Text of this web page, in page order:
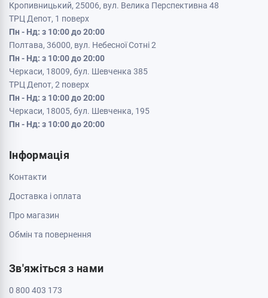
Кропивницький, 25006, вул. Велика Перспективна 48
ТРЦ Депот, 1 поверх
Пн - Нд: з 10:00 до 20:00
Полтава, 36000, вул. Небесної Сотні 2
Пн - Нд: з 10:00 до 20:00
Черкаси, 18009, бул. Шевченка 385
ТРЦ Депот, 2 поверх
Пн - Нд: з 10:00 до 20:00
Черкаси, 18005, бул. Шевченка, 195
Пн - Нд: з 10:00 до 20:00
Інформація
Контакти
Доставка і оплата
Про магазин
Обмін та повернення
Зв'яжіться з нами
0 800 403 173